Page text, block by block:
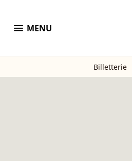
menu MENU
Billetterie